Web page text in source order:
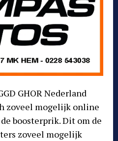
GHOR Nederland
zoveel mogelijk online
boosterprik. Dit om de
zoveel mogelijk